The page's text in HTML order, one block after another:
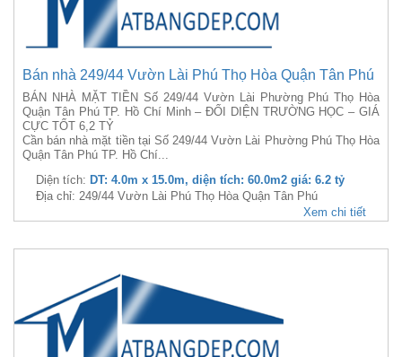
Bán nhà 249/44 Vườn Lài Phú Thọ Hòa Quận Tân Phú
BÁN NHÀ MẶT TIỀN Số 249/44 Vườn Lài Phường Phú Thọ Hòa
Quận Tân Phú TP. Hồ Chí Minh – ĐỐI DIỆN TRƯỜNG HỌC – GIÁ
CỰC TỐT 6,2 TỶ
Cần bán nhà mặt tiền tại Số 249/44 Vườn Lài Phường Phú Thọ Hòa
Quận Tân Phú TP. Hồ Chí...
Diện tích: DT: 4.0m x 15.0m, diện tích: 60.0m2 giá: 6.2 tỷ
Địa chỉ: 249/44 Vườn Lài Phú Thọ Hòa Quận Tân Phú
Xem chi tiết